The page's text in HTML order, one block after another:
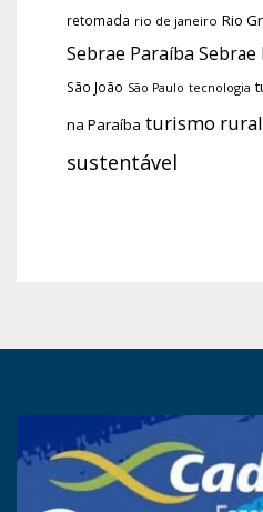
retomada rio de janeiro Rio
Sebrae Paraíba Sebrae
São João São Paulo tecnologia
na Paraíba turismo rural
sustentável